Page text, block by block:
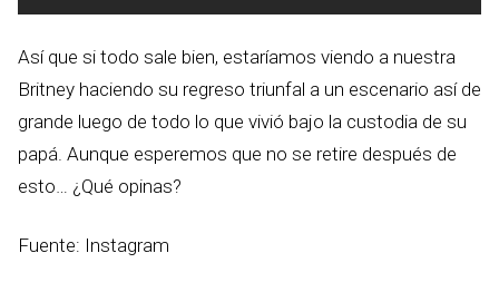
Así que si todo sale bien, estaríamos viendo a nuestra
Britney haciendo su regreso triunfal a un escenario así de
grande luego de todo lo que vivió bajo la custodia de su
papá. Aunque esperemos que no se retire después de
esto… ¿Qué opinas?
Fuente: Instagram